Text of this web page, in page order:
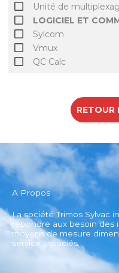
Unité de
LOGICIEL ET
Sylcom
Vmux
QC Calc
RETOUR
A Propos
La société Trimos Sylvac
répondre aux besoin des
moyens de mesure
service associés.